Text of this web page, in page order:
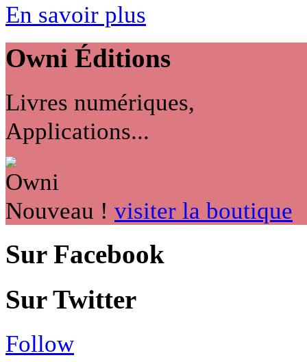
En savoir plus
Owni Éditions
Livres numériques,
Applications...
Nouveau ! visiter la boutique
Sur Facebook
Sur Twitter
Follow